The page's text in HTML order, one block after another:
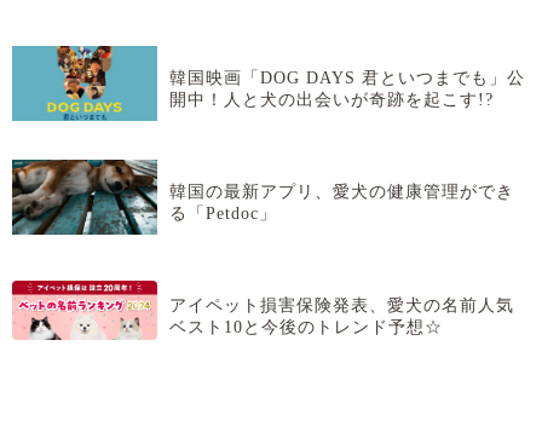
韓国映画「DOG DAYS 君といつまでも」公
開中！人と犬の出会いが奇跡を起こす!?
韓国の最新アプリ、愛犬の健康管理ができ
る「Petdoc」
アイペット損害保険発表、愛犬の名前人気
ベスト10と今後のトレンド予想☆